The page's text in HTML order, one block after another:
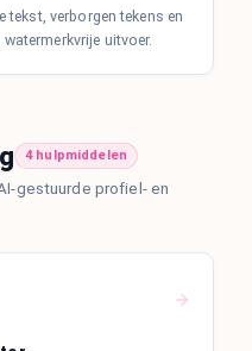
tekst, verborgen tekens en
uitvoer.
4 hulpmiddelen
gestuurde profiel- en